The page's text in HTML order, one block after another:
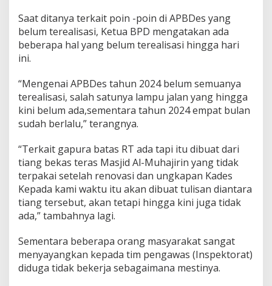
Saat ditanya terkait poin -poin di APBDes yang
belum terealisasi, Ketua BPD mengatakan ada
beberapa hal yang belum terealisasi hingga hari
ini.
“Mengenai APBDes tahun 2024 belum semuanya
terealisasi, salah satunya lampu jalan yang hingga
kini belum ada,sementara tahun 2024 empat bulan
sudah berlalu,” terangnya.
“Terkait gapura batas RT ada tapi itu dibuat dari
tiang bekas teras Masjid Al-Muhajirin yang tidak
terpakai setelah renovasi dan ungkapan Kades
Kepada kami waktu itu akan dibuat tulisan diantara
tiang tersebut, akan tetapi hingga kini juga tidak
ada,” tambahnya lagi.
Sementara beberapa orang masyarakat sangat
menyayangkan kepada tim pengawas (Inspektorat)
diduga tidak bekerja sebagaimana mestinya.